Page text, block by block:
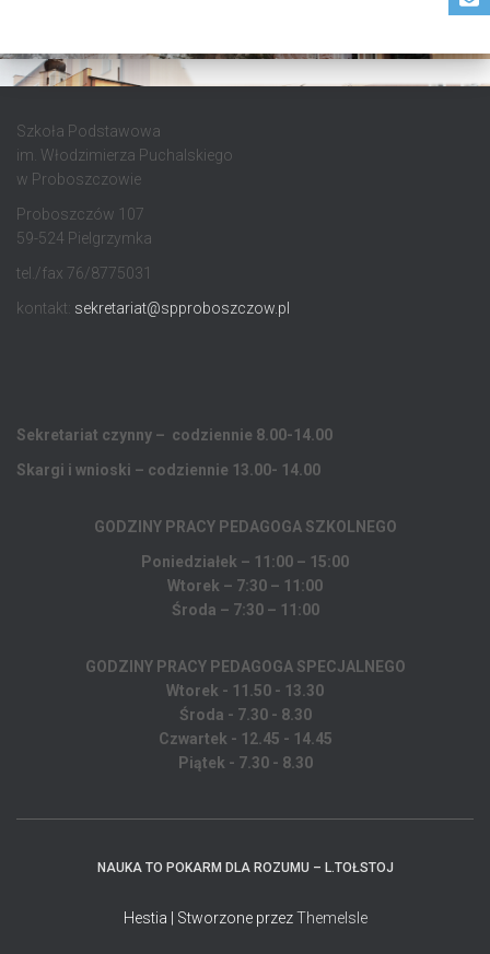
Szkoła Podstawowa
im. Włodzimierza Puchalskiego
w Proboszczowie
Proboszczów 107
59-524 Pielgrzymka
tel./fax 76/8775031
kontakt: sekretariat@spproboszczow.pl
Sekretariat czynny – codziennie 8.00-14.00
Skargi i wnioski – codziennie 13.00- 14.00
GODZINY PRACY PEDAGOGA SZKOLNEGO
Poniedziałek – 11:00 – 15:00
Wtorek – 7:30 – 11:00
Środa – 7:30 – 11:00
GODZINY PRACY PEDAGOGA SPECJALNEGO
Wtorek - 11.50 - 13.30
Środa - 7.30 - 8.30
Czwartek - 12.45 - 14.45
Piątek - 7.30 - 8.30
NAUKA TO POKARM DLA ROZUMU – L.TOŁSTOJ
Hestia | Stworzone przezThemeIsle